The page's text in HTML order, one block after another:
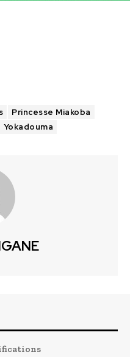
Princesse Miakoba
Yokadouma